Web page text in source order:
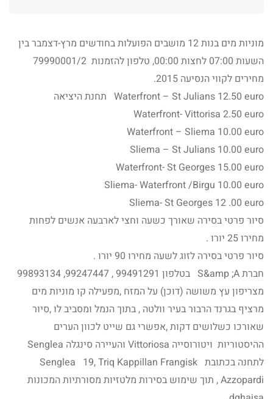
מוניות מים בנות 12 מושבים הפועלות בחודשים מרץ-דצמבר בין
השעות 07:00 לחצות 00:00, טלפון להזמנות 79990001/2
מחירים לקווי הנסיעה 2015.
Waterfront – St Julians 12.50 euro תחנת היציאה
Waterfront- Vittorisa 2.50 euro
Waterfront – Sliema 10.00 euro
Sliema – St Julians 10.00 euro
Waterfront- St Georges 15.00 euro
Sliema- Waterfront /Birgu 10.00 euro
Sliema- St Georges 12 .00 euro
סיור פרטי בסירה שאורך כשעה וחצי לארבעה אנשים לפחות
מחירו 25 יורו .
סיור פרטי בסירה לזוג לשעה מחירו 90 יורו .
חברת S&amp ;A בטלפון 99491291 , 99247447, 99893134
מצריפון עץ משושה (דוכן) על המזח ,מפעילה קו מוניות מים
מרציף בגרנד הרבור בעיר וולטה , בתוך הנמל ומסביב לו ,סיור
שאורכו כשלושים דקות ,אפשרי גם שייט לכוון הערים
ההיסטוריות ויטורוסייה Vittoriosa והעיירה סינגלה Senglea
לתחנה בכתובת Senglea 19, Triq Kappillan Frangisk
Azzopardi , תוך שימוש בסירות מלטזיות מסורתיות המכונות